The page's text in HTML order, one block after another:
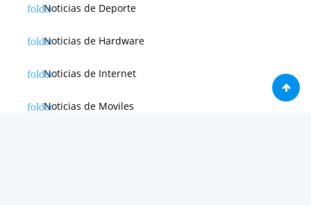
Noticias de Deporte
Noticias de Hardware
Noticias de Internet
Noticias de Moviles